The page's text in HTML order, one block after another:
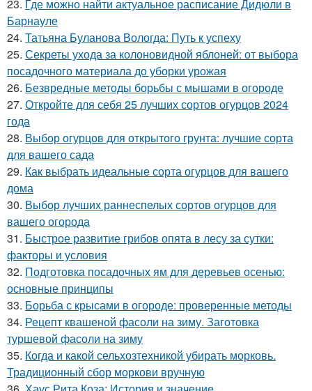
23. Где можно найти актуальное расписание Дидюли в
Барнауле
24. Татьяна Буланова Вологда: Путь к успеху
25. Секреты ухода за колоновидной яблоней: от выбора
посадочного материала до уборки урожая
26. Безвредные методы борьбы с мышами в огороде
27. Откройте для себя 25 лучших сортов огурцов 2024
года
28. Выбор огурцов для открытого грунта: лучшие сорта
для вашего сада
29. Как выбрать идеальные сорта огурцов для вашего
дома
30. Выбор лучших раннеспелых сортов огурцов для
вашего огорода
31. Быстрое развитие грибов опята в лесу за сутки:
факторы и условия
32. Подготовка посадочных ям для деревьев осенью:
основные принципы
33. Борьба с крысами в огороде: проверенные методы
34. Рецепт квашеной фасоли на зиму. Заготовка
туршевой фасоли на зиму
35. Когда и какой сельхозтехникой убирать морковь.
Традиционный сбор моркови вручную